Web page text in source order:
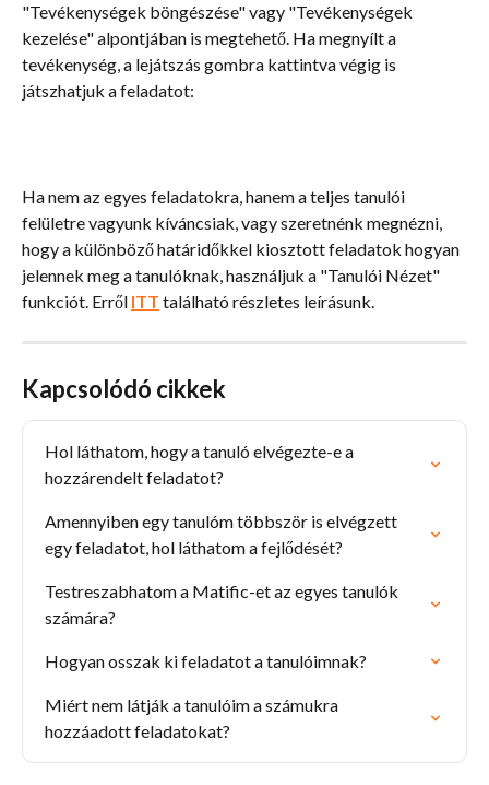
"Tevékenységek böngészése" vagy "Tevékenységek
kezelése" alpontjában is megtehető. Ha megnyílt a
tevékenység, a lejátszás gombra kattintva végig is
játszhatjuk a feladatot:
Ha nem az egyes feladatokra, hanem a teljes tanulói
felületre vagyunk kíváncsiak, vagy szeretnénk megnézni,
hogy a különböző határidőkkel kiosztott feladatok hogyan
jelennek meg a tanulóknak, használjuk a "Tanulói Nézet"
funkciót. Erről ITT található részletes leírásunk.
Kapcsolódó cikkek
Hol láthatom, hogy a tanuló elvégezte-e a
hozzárendelt feladatot?
Amennyiben egy tanulóm többször is elvégzett
egy feladatot, hol láthatom a fejlődését?
Testreszabhatom a Matific-et az egyes tanulók
számára?
Hogyan osszak ki feladatot a tanulóimnak?
Miért nem látják a tanulóim a számukra
hozzáadott feladatokat?